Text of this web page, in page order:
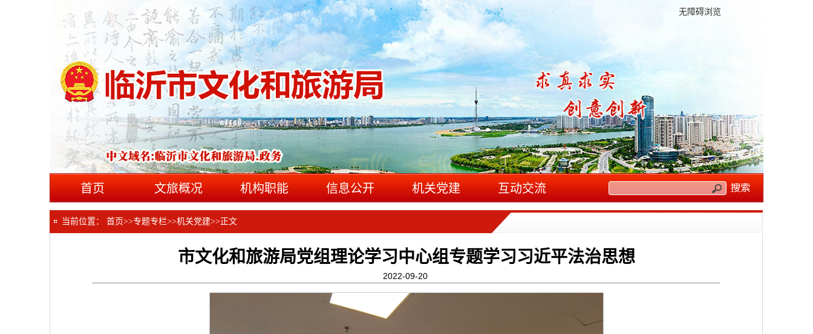
无障碍浏览
首页 文旅概况 机构职能 信息公开 机关党建 互动交流
当前位置： 首页>>专题专栏>>机关党建>> 正文
市文化和旅游局党组理论学习中心组专题学习习近平法治思想
2022-09-20